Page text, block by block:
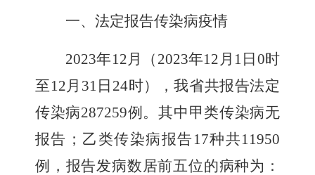
一、法定报告传染病疫情
2023年12月（2023年12月1日0时
至12月31日24时），我省共报告法定
传染病287259例。其中甲类传染病无
报告；乙类传染病报告17种共11950
例，报告发病数居前五位的病种为：